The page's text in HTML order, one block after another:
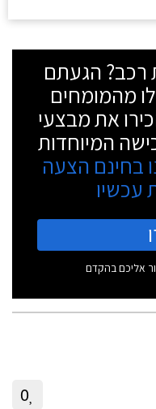
רכב? הגעתם
מהמומחים
את מבצעי
המיוחדות
בחינם הצעה
עכשיו
אליכם בהקדם
0